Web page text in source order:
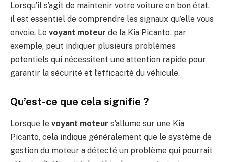
Lorsqu’il s’agit de maintenir votre voiture en bon état,
il est essentiel de comprendre les signaux qu’elle vous
envoie. Le voyant moteur de la Kia Picanto, par
exemple, peut indiquer plusieurs problèmes
potentiels qui nécessitent une attention rapide pour
garantir la sécurité et l’efficacité du véhicule.
Qu’est-ce que cela signifie ?
Lorsque le voyant moteur s’allume sur une Kia
Picanto, cela indique généralement que le système de
gestion du moteur a détecté un problème qui pourrait